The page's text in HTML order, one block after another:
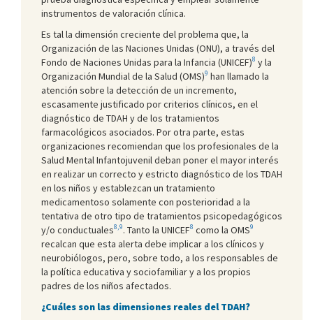
instrumentos de valoración clínica.
Es tal la dimensión creciente del problema que, la
Organización de las Naciones Unidas (ONU), a través del
Fondo de Naciones Unidas para la Infancia (UNICEF)8 y la
Organización Mundial de la Salud (OMS)9 han llamado la
atención sobre la detección de un incremento,
escasamente justificado por criterios clínicos, en el
diagnóstico de TDAH y de los tratamientos
farmacológicos asociados. Por otra parte, estas
organizaciones recomiendan que los profesionales de la
Salud Mental Infantojuvenil deban poner el mayor interés
en realizar un correcto y estricto diagnóstico de los TDAH
en los niños y establezcan un tratamiento
medicamentoso solamente con posterioridad a la
tentativa de otro tipo de tratamientos psicopedagógicos
y/o conductuales8,9. Tanto la UNICEF8 como la OMS9
recalcan que esta alerta debe implicar a los clínicos y
neurobiólogos, pero, sobre todo, a los responsables de
la política educativa y sociofamiliar y a los propios
padres de los niños afectados.
¿Cuáles son las dimensiones reales del TDAH?